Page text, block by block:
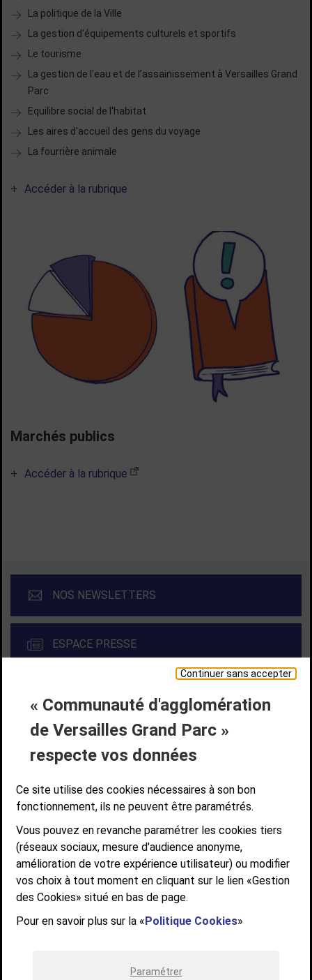
Continuer sans accepter
« Communauté d'agglomération
de Versailles Grand Parc »
respecte vos données
Ce site utilise des cookies nécessaires à son bon
fonctionnement, ils ne peuvent être paramétrés.
Vous pouvez en revanche paramétrer les cookies tiers
(réseaux sociaux, mesure d'audience anonyme,
amélioration de votre expérience utilisateur) ou modifier
vos choix à tout moment en cliquant sur le lien «Gestion
des Cookies» situé en bas de page.
Pour en savoir plus sur la «Politique Cookies»
Paramétrer
La politique de la Ville
La gestion d'équipements culturels et sportifs
Le tourisme
La gestion de l’eau et de l’assainissement à Versailles Grand
Parc
Equilibre social de l'habitat
Les aires d'accueil des gens du voyage
La fourrière animale
Accéder à la rubrique
Marchés publics
Accéder à la rubrique
NOS NEWSLETTERS
ESPACE PRESSE
Liens bas de page
CONTACT MENTIONS LÉGALES
PLAN DE SITE
ACCESSIBILITÉ NUMÉRIQUE
GESTION DES COOKIES
Suivez-nous
SUIVEZ-NOUS SUR
Communauté d'agglomération de Versailles
Grand Parc
6, AVENUE DE PARIS - CS 10922 - 78009 VERSAILLES CEDEX
STANDARD : 01 39 66 30 00 - OUVERT DU LUNDI AU VENDREDI DE 9H À